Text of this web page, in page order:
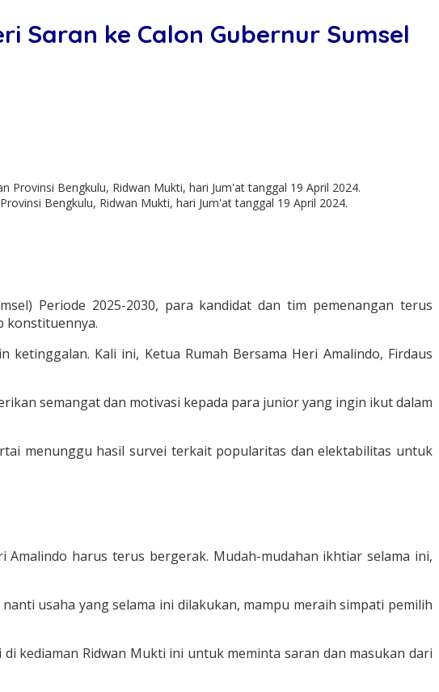
Saran ke Calon Gubernur Sumsel
Bengkulu, Ridwan Mukti, hari Jum'at tanggal 19 April 2024.
Periode 2025-2030, para kandidat dan tim pemenangan terus
konstituennya.
Kali ini, Ketua Rumah Bersama Heri Amalindo, Firdaus
semangat dan motivasi kepada para junior yang ingin ikut dalam
menunggu hasil survei terkait popularitas dan elektabilitas untuk
harus terus bergerak. Mudah-mudahan ikhtiar selama ini,
usaha yang selama ini dilakukan, mampu meraih simpati pemilih
kediaman Ridwan Mukti ini untuk meminta saran dan masukan dari